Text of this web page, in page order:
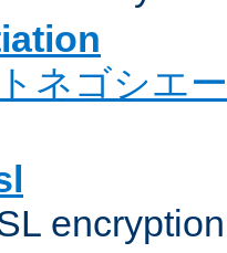
ネゴシエ